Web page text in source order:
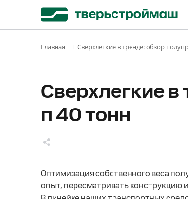
Главная Сверхлегкие в тренде: обзор
Сверхлегкие в
п 40 тонн
Оптимизация собственного веса
опыт, пересматривать конструкцию